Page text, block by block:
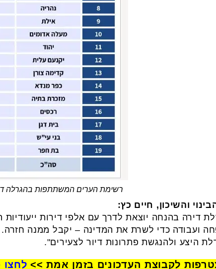
רשימת הערים המשתתפות בהגרלה
והשיכון, חיים כץ:
דירה בהנחה יוצאת לדרך עם אלפי דירות
ועבודה כדי לשרת את המדינה – יקבל ממנה חזרה.
היצע ולהנגשת פתרונות דיור לצעירים".
לקבוצת העדכונים בזמן אמת >> לחצו